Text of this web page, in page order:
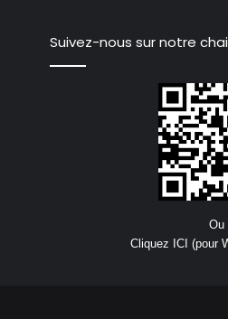
Suivez-nous sur notre
Ou
Cliquez ICI (pour